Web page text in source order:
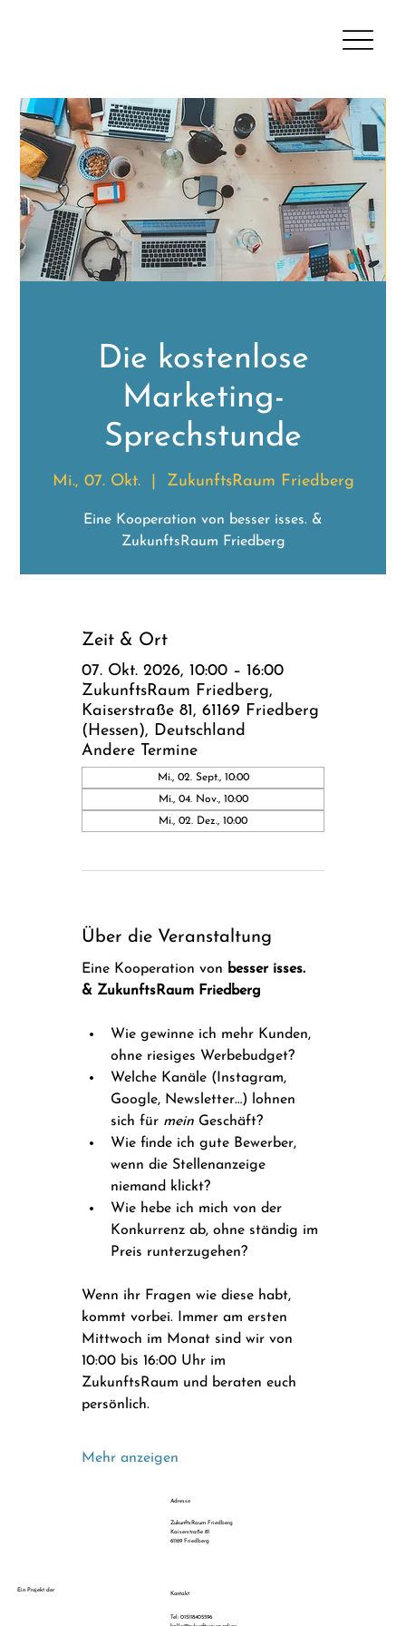
Die kostenlose
Marketing-
Sprechstunde
Mi., 07. Okt.
  |
ZukunftsRaum Friedberg
Eine Kooperation von besser isses. &
ZukunftsRaum Friedberg
Zeit & Ort
07. Okt. 2026, 10:00 – 16:00
ZukunftsRaum Friedberg,
Kaiserstraße 81, 61169 Friedberg
(Hessen), Deutschland
Andere Termine
Mi., 02. Sept., 10:00
Mi., 04. Nov., 10:00
Mi., 02. Dez., 10:00
Über die Veranstaltung
Eine Kooperation von besser isses.
& ZukunftsRaum Friedberg
Wie gewinne ich mehr Kunden,
ohne riesiges Werbebudget?
Welche Kanäle (Instagram,
Google, Newsletter…) lohnen
sich für mein Geschäft?
Wie finde ich gute Bewerber,
wenn die Stellenanzeige
niemand klickt?
Wie hebe ich mich von der
Konkurrenz ab, ohne ständig im
Preis runterzugehen?
Wenn ihr Fragen wie diese habt,
kommt vorbei. Immer am ersten
Mittwoch im Monat sind wir von
10:00 bis 16:00 Uhr im
ZukunftsRaum und beraten euch
persönlich.
Mehr anzeigen
Ein Projekt der
Adresse
ZukunftsRaum Friedberg
Kaiserstraße 81
61169 Friedberg
Kontakt
Tel: 015118405596